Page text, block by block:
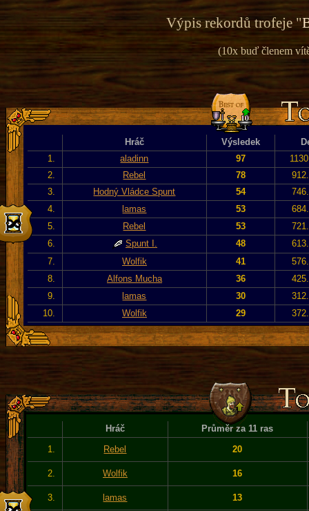
Výpis rekordů trofeje "
(10x buď členem
Hráč Výsledek
1.
aladinn 97
2.
Rebel 78
3.
Hodný Vládce Spunt 54
4.
lamas 53
5.
Rebel 53
6.
Spunt I. 48
7.
Wolfik 41
8.
Alfons Mucha 36
9.
lamas 30
10.
Wolfik 29
Hráč
Průměr za 11 ras
1.
Rebel 20
2. Wolfik 16
3. lamas 13